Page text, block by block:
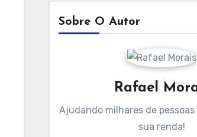
Sobre O Autor
Rafael
Ajudando milhares de
sua renda!